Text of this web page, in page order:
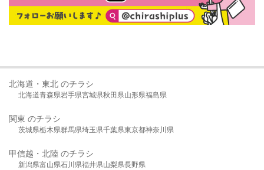
北海道・東北 のチラシ
北海道青森県岩手県宮城県秋田県山形県福島県
関東 のチラシ
茨城県栃木県群馬県埼玉県千葉県東京都神奈川県
甲信越・北陸 のチラシ
新潟県富山県石川県福井県山梨県長野県